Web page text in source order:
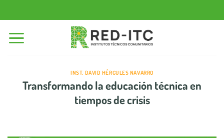
al
contenido
INST. DAVID HÉRCULES NAVARRO
Transformando la educación técnica en
tiempos de crisis